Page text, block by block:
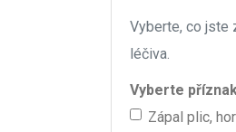
Vyberte, co jste
léčiva.
Vyberte
Zápal plic,